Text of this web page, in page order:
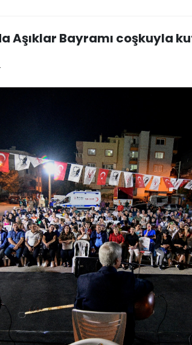
Aşıklar Bayramı coşkuyla